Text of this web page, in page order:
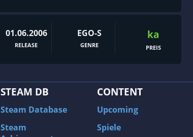
01.06.2006
RELEASE
EGO-S
GENRE
ka
PREIS
STEAM DB
Steam Database
Steam
CONTENT
Upcoming
Spiele